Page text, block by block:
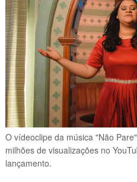
O vídeoclipe da música "Não
milhões de visualizações no
lançamento.